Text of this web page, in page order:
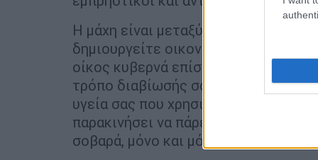
Η μάχη είναι μεταξύ του να κάνετε
δημιουργείτε οικονομική άνεση,
οίκος κυβερνά επίσης την υγεία,
τρόπο διαβίωσής σας ή πιθανώς να
υγεία σας που χρησιμεύουν ως
παρακινήσει να πάρετε προληπτικά
σοβαρά, μόνο και μόνο επειδή πρέπει.